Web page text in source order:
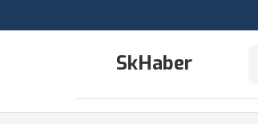
SkHaber